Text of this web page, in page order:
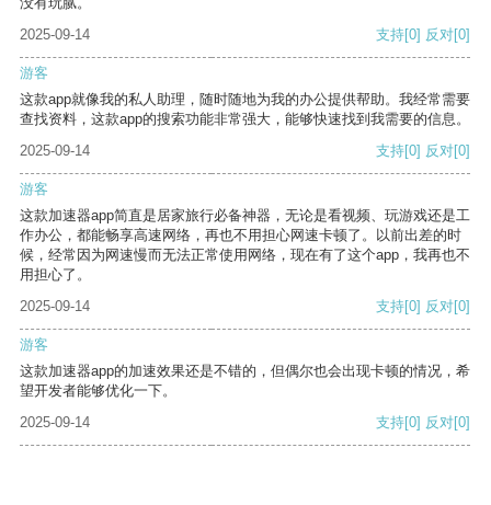
2025-09-14
支持[0] 反对[0]
游客
这款app就像我的私人助理，随时随地为我的办公提供帮助。我经常需要
查找资料，这款app的搜索功能非常强大，能够快速找到我需要的信息。
2025-09-14
支持[0] 反对[0]
游客
这款加速器app简直是居家旅行必备神器，无论是看视频、玩游戏还是工
作办公，都能畅享高速网络，再也不用担心网速卡顿了。以前出差的时
候，经常因为网速慢而无法正常使用网络，现在有了这个app，我再也不
用担心了。
2025-09-14
支持[0] 反对[0]
游客
这款加速器app的加速效果还是不错的，但偶尔也会出现卡顿的情况，希
望开发者能够优化一下。
2025-09-14
支持[0] 反对[0]